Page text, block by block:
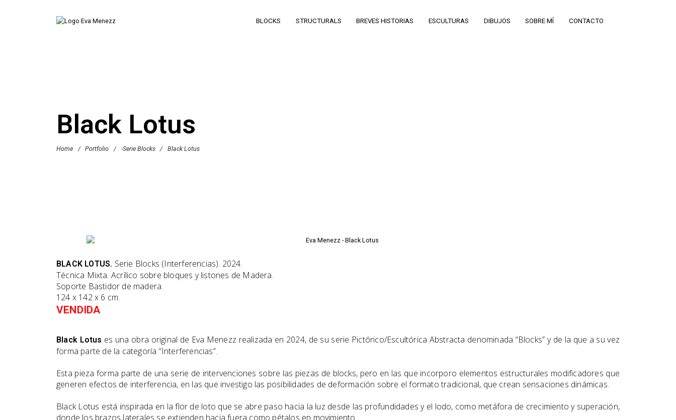
BLOCKS STRUCTURALS BREVES HISTORIAS ESCULTURAS DIBUJOS SOBRE MÍ CONTACTO
Black Lotus
Home / Portfolio / -Serie Blocks / Black Lotus
BLACK LOTUS. Serie Blocks (Interferencias). 2024.
Técnica Mixta. Acrílico sobre bloques y listones de Madera.
Soporte Bastidor de madera.
124 x 142 x 6 cm.
VENDIDA
Black Lotus es una obra original de Eva Menezz realizada en 2024, de su serie Pictórico/Escultórica Abstracta denominada “Blocks” y de la que a su vez
forma parte de la categoría “Interferencias”.
Esta pieza forma parte de una serie de intervenciones sobre las piezas de blocks, pero en las que incorporo elementos estructurales modificadores que
generen efectos de interferencia, en las que investigo las posibilidades de deformación sobre el formato tradicional, que crean sensaciones dinámicas.
Black Lotus está inspirada en la flor de loto que se abre paso hacia la luz desde las profundidades y el lodo, como metáfora de crecimiento y superación,
donde los brazos laterales se extienden hacia fuera como pétalos en movimiento.